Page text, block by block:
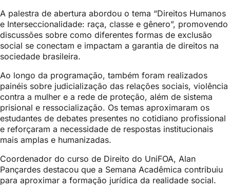
A palestra de abertura abordou o tema “Direitos Humanos
e Interseccionalidade: raça, classe e gênero”, promovendo
discussões sobre como diferentes formas de exclusão
social se conectam e impactam a garantia de direitos na
sociedade brasileira.
Ao longo da programação, também foram realizados
painéis sobre judicialização das relações sociais, violência
contra a mulher e a rede de proteção, além de sistema
prisional e ressocialização. Os temas aproximaram os
estudantes de debates presentes no cotidiano profissional
e reforçaram a necessidade de respostas institucionais
mais amplas e humanizadas.
Coordenador do curso de Direito do UniFOA, Alan
Pançardes destacou que a Semana Acadêmica contribuiu
para aproximar a formação jurídica da realidade social.